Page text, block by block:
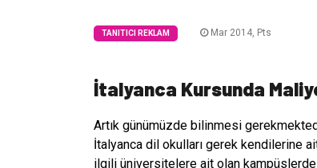
TANITICI REKLAM Mar 2014, Pts
İtalyanca Kursunda
Artık günümüzde bilinmesi
İtalyanca dil okulları gerek kendilerine
ilgili üniversitelere ait olan